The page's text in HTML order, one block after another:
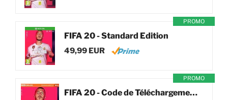
PROMO
FIFA 20 - Standard Edition
49,99 EUR
PROMO
FIFA 20 - Code de Téléchargement pour PC